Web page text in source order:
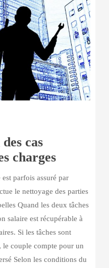
cas
charges
parfois assuré par
le nettoyage des parties
Quand les deux tâches
salaire est récupérable à
Si les tâches sont
le couple compte pour un
Selon les conditions du